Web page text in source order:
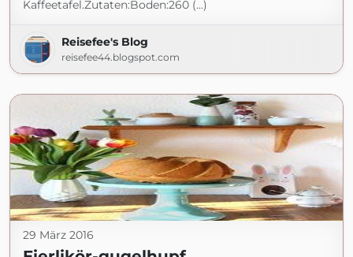
Kaffeetafel.Zutaten:Boden:260 (...)
Reisefee's Blog
reisefee44.blogspot.com
29 März 2016